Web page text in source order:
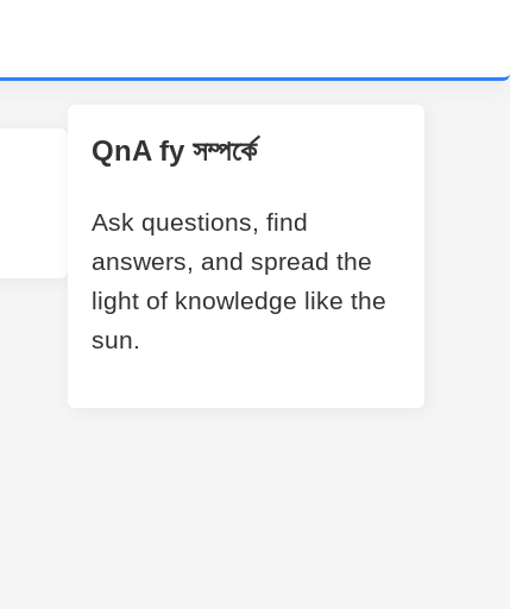
QnA fy সম্পর্কে
Ask questions, find
answers, and spread the
light of knowledge like the
sun.